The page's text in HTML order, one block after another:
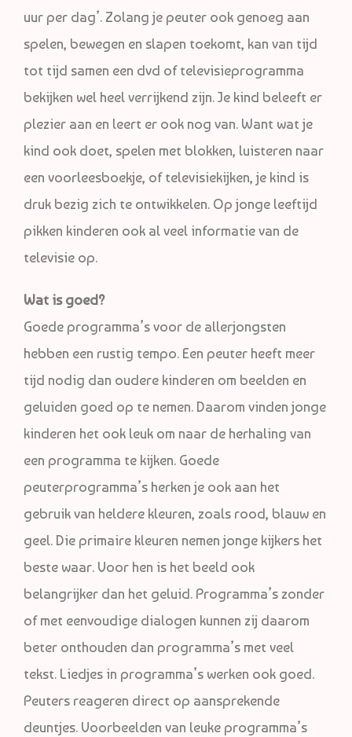
uur per dag’. Zolang je peuter ook genoeg aan
spelen, bewegen en slapen toekomt, kan van tijd
tot tijd samen een dvd of televisieprogramma
bekijken wel heel verrijkend zijn. Je kind beleeft er
plezier aan en leert er ook nog van. Want wat je
kind ook doet, spelen met blokken, luisteren naar
een voorleesboekje, of televisiekijken, je kind is
druk bezig zich te ontwikkelen. Op jonge leeftijd
pikken kinderen ook al veel informatie van de
televisie op.
Wat is goed?
Goede programma’s voor de allerjongsten
hebben een rustig tempo. Een peuter heeft meer
tijd nodig dan oudere kinderen om beelden en
geluiden goed op te nemen. Daarom vinden jonge
kinderen het ook leuk om naar de herhaling van
een programma te kijken. Goede
peuterprogramma’s herken je ook aan het
gebruik van heldere kleuren, zoals rood, blauw en
geel. Die primaire kleuren nemen jonge kijkers het
beste waar. Voor hen is het beeld ook
belangrijker dan het geluid. Programma’s zonder
of met eenvoudige dialogen kunnen zij daarom
beter onthouden dan programma’s met veel
tekst. Liedjes in programma’s werken ook goed.
Peuters reageren direct op aansprekende
deuntjes. Voorbeelden van leuke programma’s